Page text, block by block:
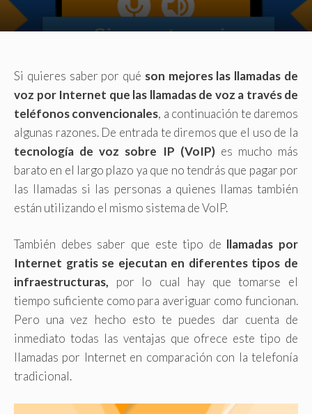
Si quieres saber por qué son mejores las llamadas de
voz por Internet que las llamadas de voz a través de
teléfonos convencionales, a continuación te daremos
algunas razones. De entrada te diremos que el uso de la
tecnología de voz sobre IP (VoIP)es mucho más
barato en el largo plazo ya que no tendrás que pagar por
las llamadas si las personas a quienes llamas también
están utilizando el mismo sistema de VoIP.
También debes saber que este tipo de llamadas por
Internet gratis se ejecutan en diferentes tipos de
infraestructuras, por lo cual hay que tomarse el
tiempo suficiente como para averiguar como funcionan.
Pero una vez hecho esto te puedes dar cuenta de
inmediato todas las ventajas que ofrece este tipo de
llamadas por Internet en comparación con la telefonía
tradicional.